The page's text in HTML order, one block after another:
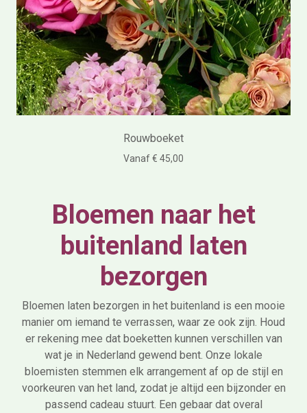
Rouwboeket
Vanaf € 45,00
Bloemen naar het
buitenland laten
bezorgen
Bloemen laten bezorgen in het buitenland is een mooie
manier om iemand te verrassen, waar ze ook zijn. Houd
er rekening mee dat boeketten kunnen verschillen van
wat je in Nederland gewend bent. Onze lokale
bloemisten stemmen elk arrangement af op de stijl en
voorkeuren van het land, zodat je altijd een bijzonder en
passend cadeau stuurt. Een gebaar dat overal